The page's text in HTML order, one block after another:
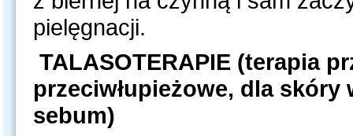
pielęgnacji.
TALASOTERAPIE (terapia
przeciwłupieżowe, dla
sebum)